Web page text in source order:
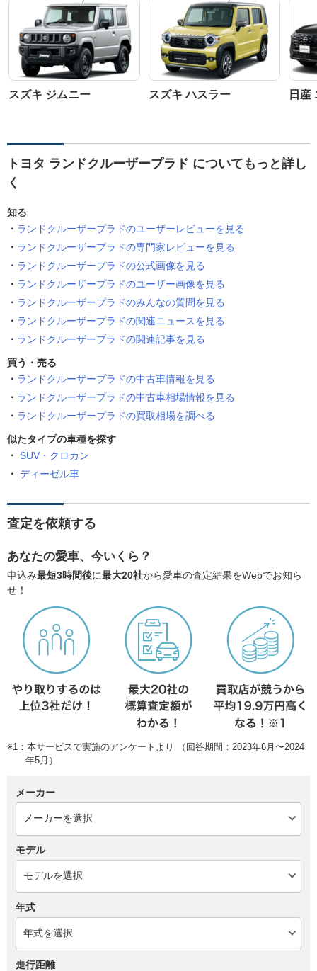
スズキ ジムニー スズキ ハスラー 日産
トヨタ ランドクルーザープラド についてもっと詳し
く
知る
ランドクルーザープラドのユーザーレビューを見る
ランドクルーザープラドの専門家レビューを見る
ランドクルーザープラドの公式画像を見る
ランドクルーザープラドのユーザー画像を見る
ランドクルーザープラドのみんなの質問を見る
ランドクルーザープラドの関連ニュースを見る
ランドクルーザープラドの関連記事を見る
買う・売る
ランドクルーザープラドの中古車情報を見る
ランドクルーザープラドの中古車相場情報を見る
ランドクルーザープラドの買取相場を調べる
似たタイプの車種を探す
SUV・クロカン
ディーゼル車
査定を依頼する
あなたの愛車、今いくら？
申込み最短3時間後に最大20社から愛車の査定結果をWebでお知ら
せ！
※1：本サービスで実施のアンケートより （回答期間：2023年6月〜2024
年5月）
メーカー
モデル
年式
走行距離